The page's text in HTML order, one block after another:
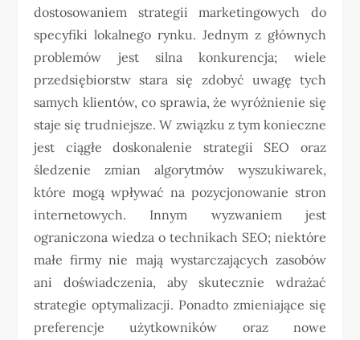
dostosowaniem strategii marketingowych do
specyfiki lokalnego rynku. Jednym z głównych
problemów jest silna konkurencja; wiele
przedsiębiorstw stara się zdobyć uwagę tych
samych klientów, co sprawia, że wyróżnienie się
staje się trudniejsze. W związku z tym konieczne
jest ciągłe doskonalenie strategii SEO oraz
śledzenie zmian algorytmów wyszukiwarek,
które mogą wpływać na pozycjonowanie stron
internetowych. Innym wyzwaniem jest
ograniczona wiedza o technikach SEO; niektóre
małe firmy nie mają wystarczających zasobów
ani doświadczenia, aby skutecznie wdrażać
strategie optymalizacji. Ponadto zmieniające się
preferencje użytkowników oraz nowe